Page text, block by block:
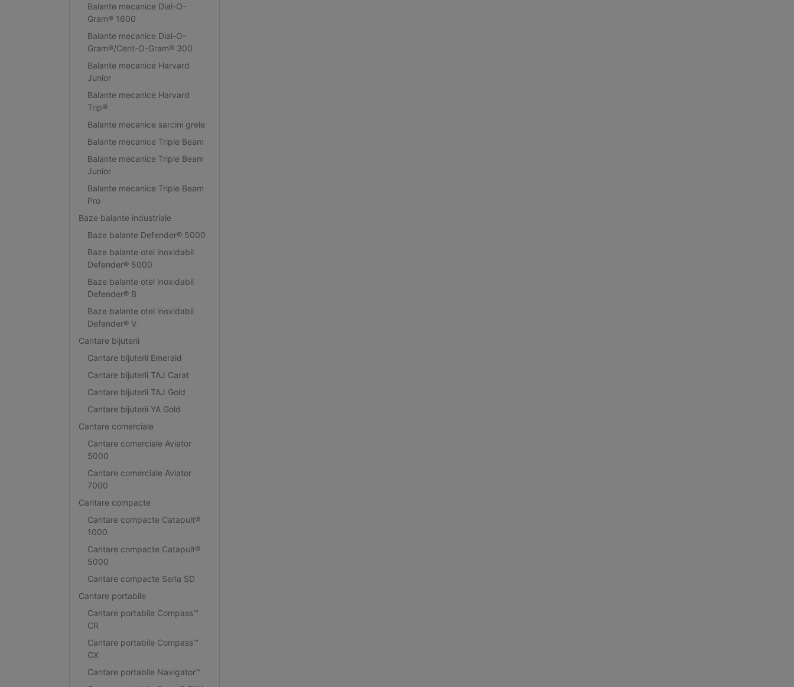
Balante mecanice Dial-O-
Gram® 1600
Balante mecanice Dial-O-
Gram®/Cent-O-Gram® 300
Balante mecanice Harvard
Junior
Balante mecanice Harvard
Trip®
Balante mecanice sarcini grele
Balante mecanice Triple Beam
Balante mecanice Triple Beam
Junior
Balante mecanice Triple Beam
Pro
Baze balante industriale
Baze balante Defender® 5000
Baze balante otel inoxidabil
Defender® 5000
Baze balante otel inoxidabil
Defender® B
Baze balante otel inoxidabil
Defender® V
Cantare bijuterii
Cantare bijuterii Emerald
Cantare bijuterii TAJ Carat
Cantare bijuterii TAJ Gold
Cantare bijuterii YA Gold
Cantare comerciale
Cantare comerciale Aviator
5000
Cantare comerciale Aviator
7000
Cantare compacte
Cantare compacte Catapult®
1000
Cantare compacte Catapult®
5000
Cantare compacte Seria SD
Cantare portabile
Cantare portabile Compass™
CR
Cantare portabile Compass™
CX
Cantare portabile Navigator™